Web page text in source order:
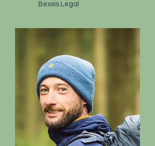
Bexxis Legal